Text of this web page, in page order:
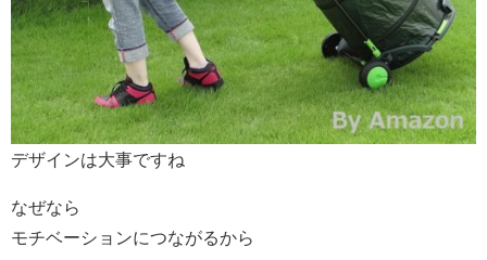
デザインは大事ですね
なぜなら
モチベーションにつながるから